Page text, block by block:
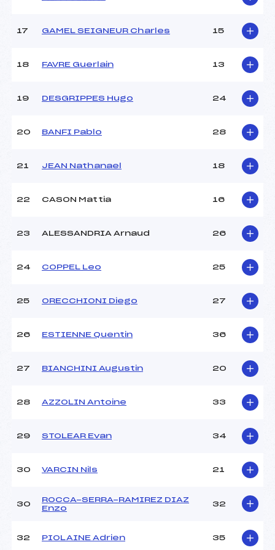
17 GAMEL SEIGNEUR Charles 15
18 FAVRE Guerlain 13
19 DESGRIPPES Hugo 24
20 BANFI Pablo 28
21 JEAN Nathanael 18
22 CASON Mattia 16
23 ALESSANDRIA Arnaud 26
24 COPPEL Leo 25
25 ORECCHIONI Diego 27
26 ESTIENNE Quentin 36
27 BIANCHINI Augustin 20
28 AZZOLIN Antoine 33
29 STOLEAR Evan 34
30 VARCIN Nils 21
30
ROCCA-SERRA-RAMIREZ DIAZ
Enzo
32
32 PIOLAINE Adrien 35